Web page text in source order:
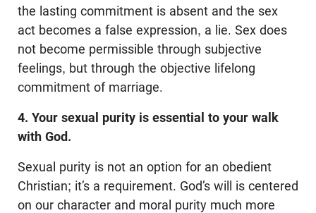
the lasting commitment is absent and the sex
act becomes a false expression, a lie. Sex does
not become permissible through subjective
feelings, but through the objective lifelong
commitment of marriage.
4. Your sexual purity is essential to your walk
with God.
Sexual purity is not an option for an obedient
Christian; it’s a requirement. God’s will is centered
on our character and moral purity much more